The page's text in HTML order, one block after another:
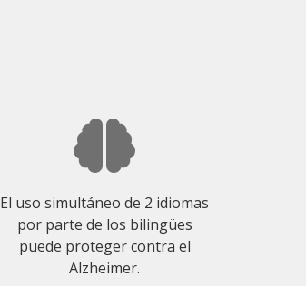
El uso simultáneo de 2 idiomas
por parte de los bilingües
puede proteger contra el
Alzheimer.